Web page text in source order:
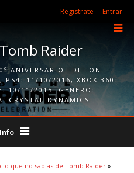
Registrate Entrar
Raider
ANIVERSARIO EDITION:
, PS4: 11/10/2016, XBOX 360:
10/11/2015
GENERO:
CRYSTAL DYNAMICS
lo que no sabias de Tomb Raider »